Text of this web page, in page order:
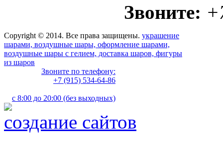
Звоните:
Copyright © 2014. Все права защищены. украшение
шарами, воздушные шары, оформление шарами,
воздушные шары с гелием, доставка шаров, фигуры
из шаров
Звоните по телефону:
+7 (915) 534-64-86
с 8:00 до 20:00 (без выходных)
создание сайтов